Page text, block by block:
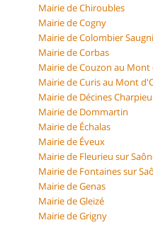
Mairie de Chiroubles
Mairie de Cogny
Mairie de Colombier
Mairie de Corbas
Mairie de Couzon au Mont
Mairie de Curis au Mont
Mairie de Décines Charpieu
Mairie de Dommartin
Mairie de Échalas
Mairie de Éveux
Mairie de Fleurieu sur
Mairie de Fontaines sur
Mairie de Genas
Mairie de Gleizé
Mairie de Grigny